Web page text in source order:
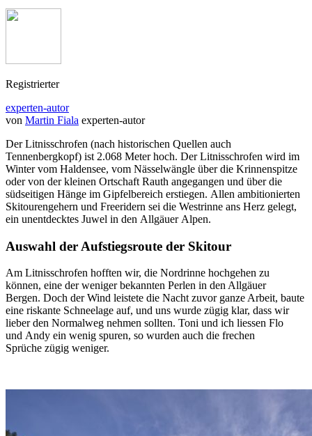
Registrierter
experten-autor
von Martin Fiala experten-autor
Der Litnisschrofen (nach historischen Quellen auch
Tennenbergkopf) ist 2.068 Meter hoch. Der Litnisschrofen wird im
Winter vom Haldensee, vom Nässelwängle über die Krinnenspitze
oder von der kleinen Ortschaft Rauth angegangen und über die
südseitigen Hänge im Gipfelbereich erstiegen. Allen ambitionierten
Skitourengehern und Freeridern sei die Westrinne ans Herz gelegt,
ein unentdecktes Juwel in den Allgäuer Alpen.
Auswahl der Aufstiegsroute der Skitour
Am Litnisschrofen hofften wir, die Nordrinne hochgehen zu
können, eine der weniger bekannten Perlen in den Allgäuer
Bergen. Doch der Wind leistete die Nacht zuvor ganze Arbeit, baute
eine riskante Schneelage auf, und uns wurde zügig klar, dass wir
lieber den Normalweg nehmen sollten. Toni und ich liessen Flo
und Andy ein wenig spuren, so wurden auch die frechen
Sprüche zügig weniger.